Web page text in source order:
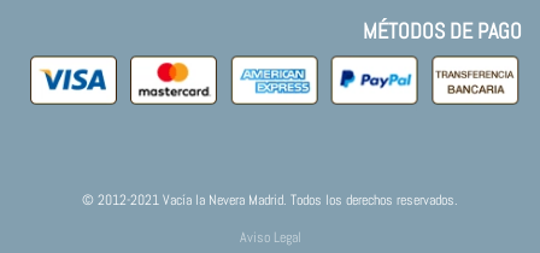
MÉTODOS DE PAGO
© 2012-2021 Vacía la Nevera Madrid. Todos los derechos reservados.
Aviso Legal